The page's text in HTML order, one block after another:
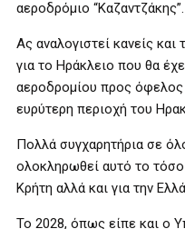
αεροδρόμιο “Καζαντζάκης”.
Ας αναλογιστεί κανείς
για το Ηράκλειο που θα
αεροδρομίου προς
ευρύτερη περιοχή του
Πολλά συγχαρητήρια σε
ολοκληρωθεί αυτό το τόσο
Κρήτη αλλά και για την
Το 2028, όπως είπε και ο